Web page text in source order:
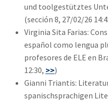
und toolgestütztes
(sección 8, 27/02/26
Virginia Sita Farias:
español como lengua
profesores de ELE en
12:30, >>)
Gianni Triantis:
spanischsprachigen